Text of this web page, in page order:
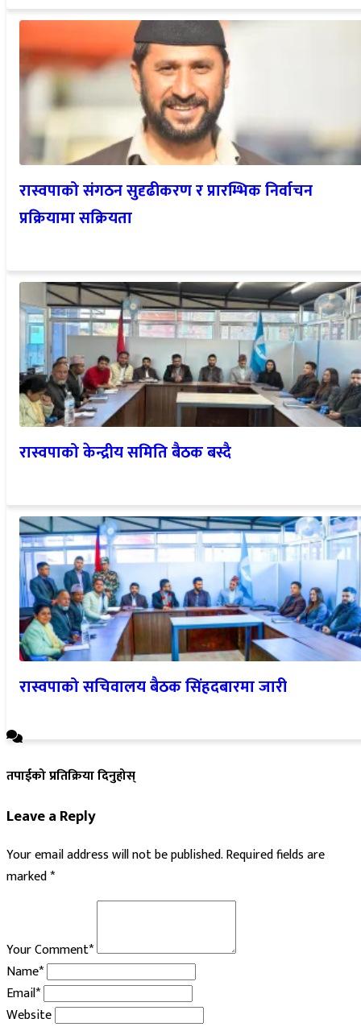
रास्वपाको संगठन सुदृढीकरण र प्रारम्भिक निर्वाचन
प्रक्रियामा सक्रियता
रास्वपाको केन्द्रीय समिति बैठक बस्दै
रास्वपाको सचिवालय बैठक सिंहदबारमा जारी
तपाईको प्रतिक्रिया दिनुहोस्
Leave a Reply
Your email address will not be published.Required fields are
marked*
Your Comment*
Name*
Email*
Website